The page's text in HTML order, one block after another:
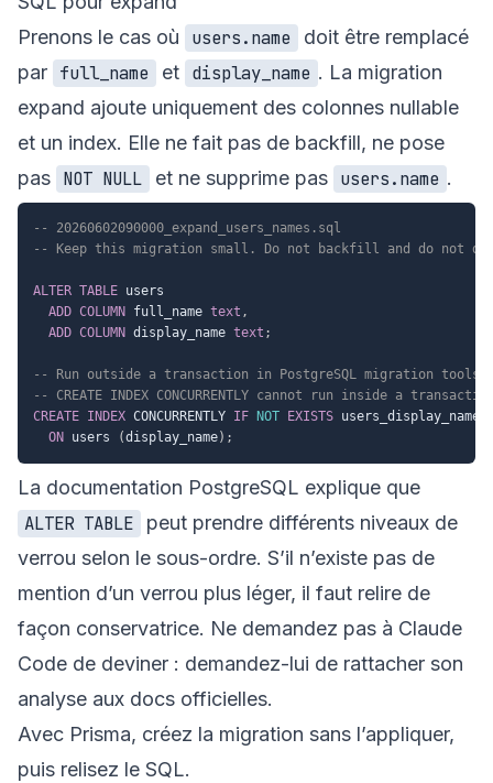
Prenons le cas où
users.name
doit être remplacé
par full_name et display_name . La migration
expand ajoute uniquement des colonnes nullable
et un index. Elle ne fait pas de backfill, ne pose
pas NOT NULL et ne supprime pas users.name .
-- 20260602090000_expand_users_names.sql
-- Keep this migration small. Do not backfill and do not
ALTER TABLE users
ADD COLUMN full_name text ,
ADD COLUMN display_name text ;
-- Run outside a transaction in PostgreSQL migration
-- CREATE INDEX CONCURRENTLY cannot run inside a
CREATE INDEX CONCURRENTLY IF NOT EXISTS
ON users (display_name) ;
La documentation PostgreSQL explique que
ALTER TABLE
peut prendre différents niveaux de
verrou selon le sous-ordre. S’il n’existe pas de
mention d’un verrou plus léger, il faut relire de
façon conservatrice. Ne demandez pas à Claude
Code de deviner : demandez-lui de rattacher son
analyse aux docs officielles.
Avec Prisma, créez la migration sans l’appliquer,
puis relisez le SQL.